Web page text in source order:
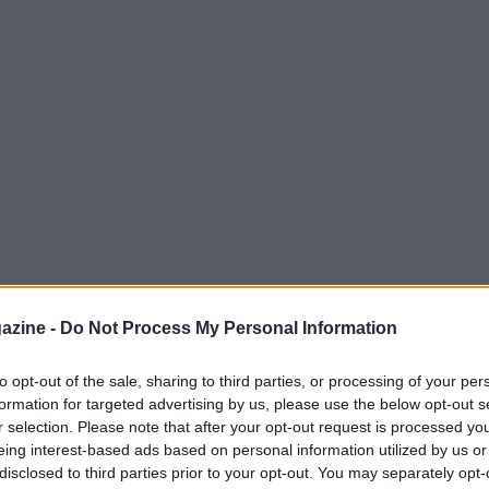
- Do Not Process My Personal Information
opt-out of the sale, sharing to third parties, or processing of your
for targeted advertising by us, please use the below opt-out
selection. Please note that after your opt-out request is processed
interest-based ads based on personal information utilized by us
to third parties prior to your opt-out. You may separately
presenta un mix di partite sui
circuiti challenger. Questo riepilogo
Wimbledondegli ATP 250 diEastbournee